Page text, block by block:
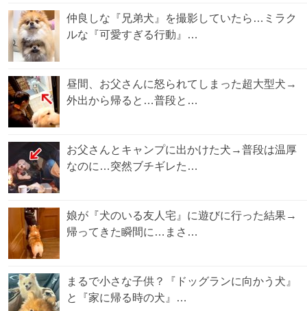
仲良しな『兄弟犬』を撮影していたら…ミラク
ルな『可愛すぎる行動』…
昼間、お父さんに怒られてしまった超大型犬→
外出から帰ると…普段と…
お父さんとキャンプに出かけた犬→普段は温厚
なのに…突然ブチギレた…
娘が『犬のいる友人宅』に遊びに行った結果→
帰ってきた瞬間に…まさ…
まるで小さな子供？『ドッグランに向かう犬』
と『家に帰る時の犬』…